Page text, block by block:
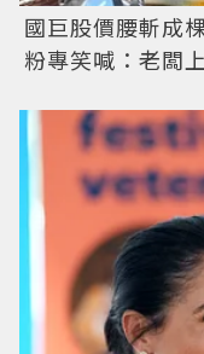
國巨股價腰斬成
粉專笑喊：老闆